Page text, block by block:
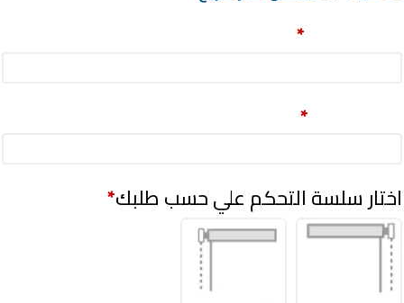
*
*
اختار سلسة التحكم علي حسب طلبك*